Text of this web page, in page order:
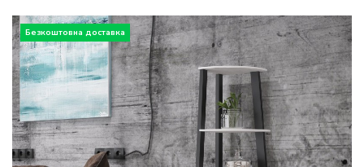
Безкоштовна доставка